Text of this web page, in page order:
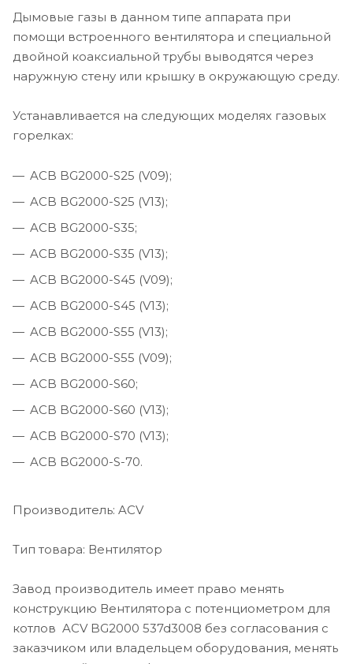
Дымовые газы в данном типе аппарата при
помощи встроенного вентилятора и специальной
двойной коаксиальной трубы выводятся через
наружную стену или крышку в окружающую среду.
Устанавливается на следующих моделях газовых
горелках:
ACB BG2000-S25 (V09);
ACB BG2000-S25 (V13);
ACB BG2000-S35;
ACB BG2000-S35 (V13);
ACB BG2000-S45 (V09);
ACB BG2000-S45 (V13);
ACB BG2000-S55 (V13);
ACB BG2000-S55 (V09);
ACB BG2000-S60;
ACB BG2000-S60 (V13);
ACB BG2000-S70 (V13);
ACB BG2000-S-70.
Производитель: ACV
Тип товара: Вентилятор
Завод производитель имеет право менять
конструкцию Вентилятора с потенциометром для
котлов ACV BG2000 537d3008 без согласования с
заказчиком или владельцем оборудования, менять